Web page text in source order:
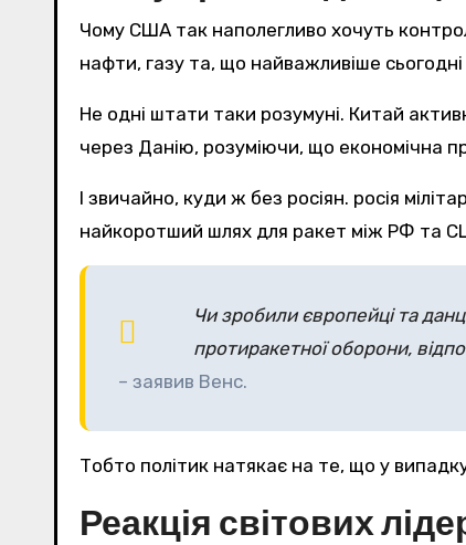
Чому США так наполегливо хочуть
нафти, газу та, що найважливіше
Не одні штати таки розумуні. Китай
через Данію, розуміючи, що економічна
І звичайно, куди ж без росіян. росія
найкоротший шлях для ракет між РФ та
Чи зробили європейці та
протиракетної оборони,
– заявив Венс.
Тобто політик натякає на те, що у
Реакція світових